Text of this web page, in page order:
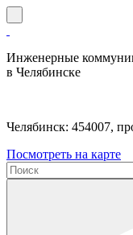
Инженерные
в Челябинске
Челябинск: 454007,
Посмотреть на карте